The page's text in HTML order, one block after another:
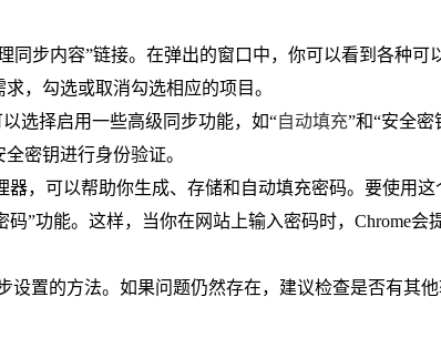
同步内容”链接。在弹出的窗口中，你可以看到各种可
，勾选或取消勾选相应的项目。
选择启用一些高级同步功能，如“自动填充”和“安全密
密钥进行身份验证。
器，可以帮助你生成、存储和自动填充密码。要使用这
”功能。这样，当你在网站上输入密码时，Chrome会
设置的方法。如果问题仍然存在，建议检查是否有其